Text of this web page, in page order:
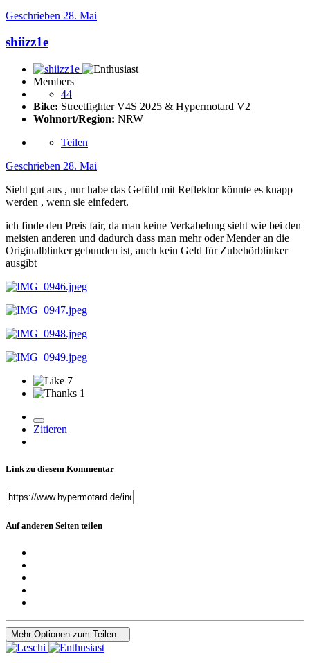
Geschrieben 28. Mai
shiizz1e
Members
44
Bike: Streetfighter V4S 2025 & Hypermotard V2
Wohnort/Region: NRW
Teilen
Geschrieben 28. Mai
Sieht gut aus , nur habe das Gefühl mit Reflektor könnte es knapp
werden , wenn sie einfedert.
ich finde den Preis fair, da man keine Verkabelung sieht wie bei den
meisten anderen und dadurch dass man mehr oder Mender an die
Originalblinker gebunden ist, auch kein Geld für Zubehörblinker
ausgibt
7
1
Zitieren
Link zu diesem Kommentar
Auf anderen Seiten teilen
Mehr Optionen zum Teilen...